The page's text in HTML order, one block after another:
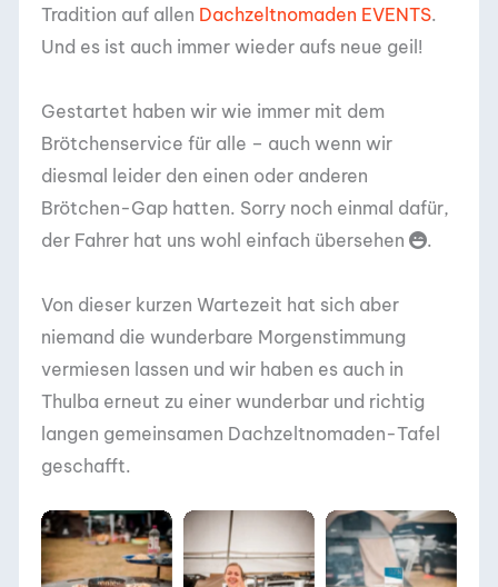
Tradition auf allen Dachzeltnomaden EVENTS.
Und es ist auch immer wieder aufs neue geil!
Gestartet haben wir wie immer mit dem
Brötchenservice für alle – auch wenn wir
diesmal leider den einen oder anderen
Brötchen-Gap hatten. Sorry noch einmal dafür,
der Fahrer hat uns wohl einfach übersehen
.
Von dieser kurzen Wartezeit hat sich aber
niemand die wunderbare Morgenstimmung
vermiesen lassen und wir haben es auch in
Thulba erneut zu einer wunderbar und richtig
langen gemeinsamen Dachzeltnomaden-Tafel
geschafft.